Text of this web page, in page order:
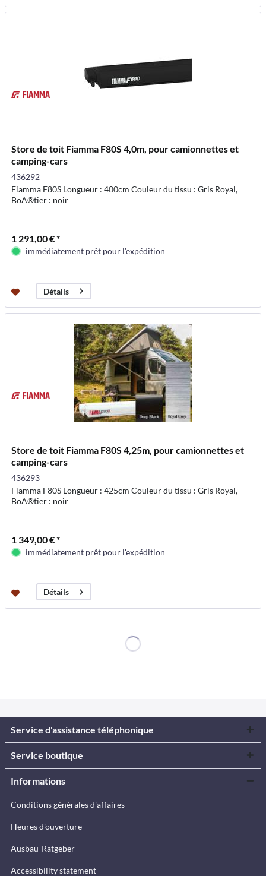
Store de toit Fiamma F80S 4,0m, pour camionnettes et
camping-cars
436292
Fiamma F80S Longueur : 400cm Couleur du tissu : Gris Royal,
BoÃ®tier : noir
1 291,00 € *
immédiatement prêt pour l'expédition
Détails
Store de toit Fiamma F80S 4,25m, pour camionnettes et
camping-cars
436293
Fiamma F80S Longueur : 425cm Couleur du tissu : Gris Royal,
BoÃ®tier : noir
1 349,00 € *
immédiatement prêt pour l'expédition
Détails
Service d'assistance téléphonique
Service boutique
Informations
Conditions générales d'affaires
Heures d'ouverture
Ausbau-Ratgeber
Accessibility statement